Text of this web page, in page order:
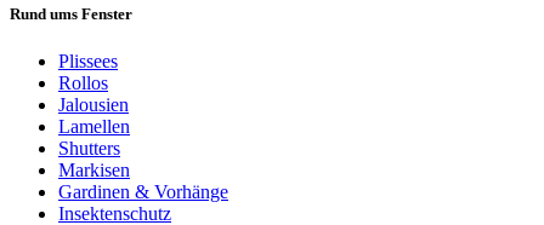
Rund ums Fenster
Plissees
Rollos
Jalousien
Lamellen
Shutters
Markisen
Gardinen & Vorhänge
Insektenschutz